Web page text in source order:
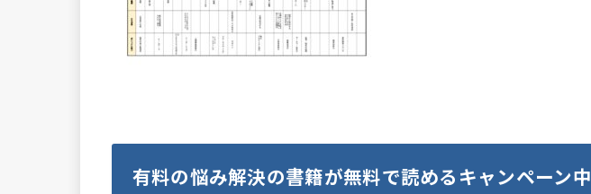
有料の悩み解決の書籍が無料で読めるキャンペーン中